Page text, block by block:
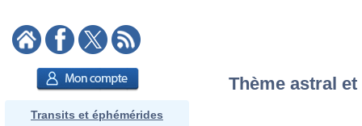
Transits et éphémérides
Thème astral